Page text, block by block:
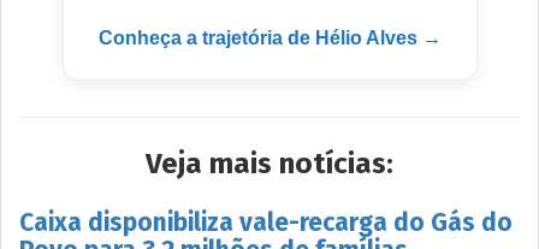
Conheça a trajetória de Hélio Alves →
Veja mais notícias:
Caixa disponibiliza vale-recarga do Gás do